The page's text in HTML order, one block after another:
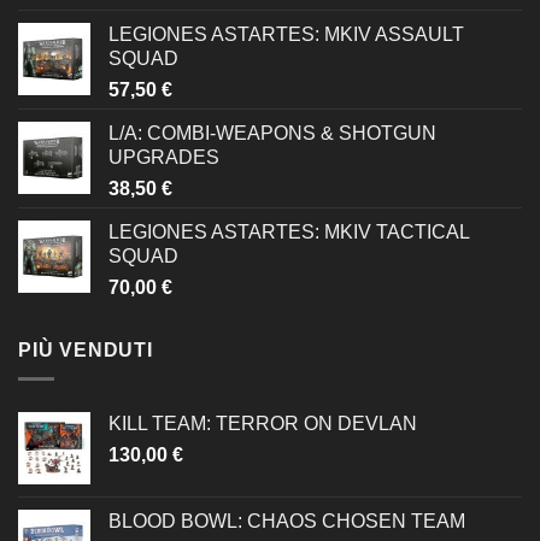
LEGIONES ASTARTES: MKIV ASSAULT
SQUAD
57,50 €
L/A: COMBI-WEAPONS & SHOTGUN
UPGRADES
38,50 €
LEGIONES ASTARTES: MKIV TACTICAL
SQUAD
70,00 €
PIÙ VENDUTI
KILL TEAM: TERROR ON DEVLAN
130,00 €
BLOOD BOWL: CHAOS CHOSEN TEAM